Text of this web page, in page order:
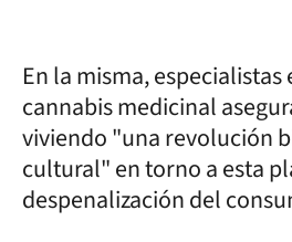
En la misma, especialistas
cannabis medicinal
viviendo "una revolución
cultural" en torno a esta
despenalización del